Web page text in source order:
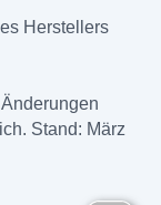
Herstellers
Stand: März